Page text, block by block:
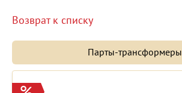
Возврат к списку
Парты-трансформеры